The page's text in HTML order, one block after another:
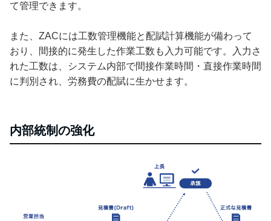
て管理できます。
また、ZACには工数管理機能と配賦計算機能が備わって
おり、間接的に発生した作業工数も入力可能です。入力さ
れた工数は、システム内部で間接作業時間・直接作業時間
に判別され、労務費の配賦に生かせます。
内部統制の強化